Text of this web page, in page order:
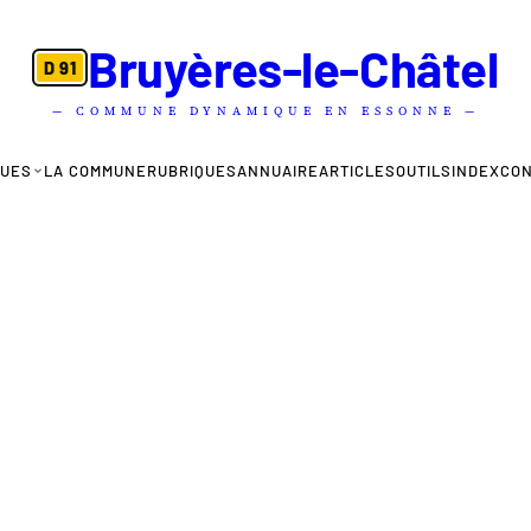
D 91 Bruyères-le-Châtel
— COMMUNE DYNAMIQUE EN ESSONNE —
LA COMMUNERUBRIQUESANNUAIREARTICLESOUTILSINDEX